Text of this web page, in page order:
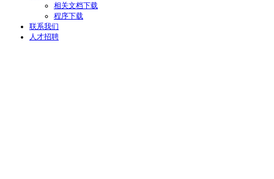
相关文档下载
程序下载
联系我们
人才招聘